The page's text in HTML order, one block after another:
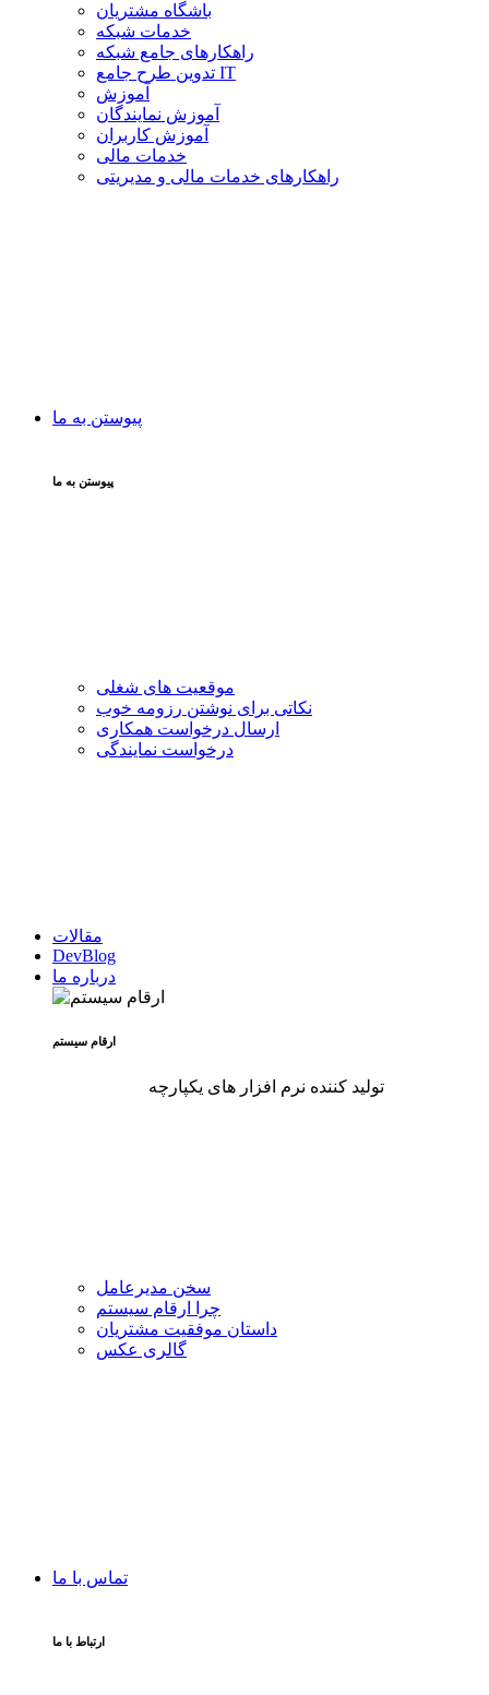
باشگاه مشتریان
خدمات شبکه
راهکارهای جامع شبکه
تدوین طرح جامع IT
آموزش
آموزش نمایندگان
آموزش کاربران
خدمات مالی
راهکارهای خدمات مالی و مدیریتی
پیوستن به ما
پیوستن به ما
موقعیت های شغلی
نکاتی برای نوشتن رزومه خوب
ارسال درخواست همکاری
درخواست نمایندگی
مقالات
DevBlog
درباره ما
ارقام سیستم
تولید کننده نرم افزار های یکپارچه
سخن مدیرعامل
چرا ارقام سیستم
داستان موفقیت مشتریان
گالری عکس
تماس با ما
ارتباط با ما